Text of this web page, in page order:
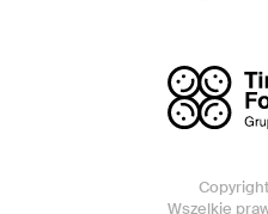
Wszelkie